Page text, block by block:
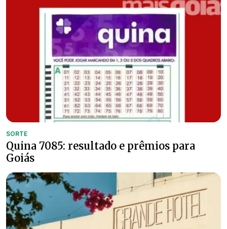
SORTE
Quina 7085: resultado e prêmios para
Goiás